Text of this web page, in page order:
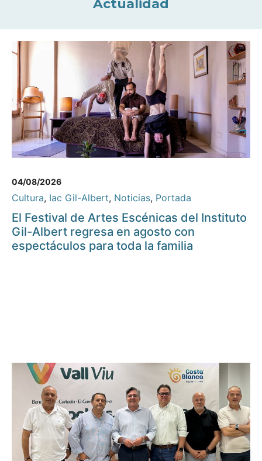
Actualidad
04/08/2026
Cultura, Iac Gil-Albert, Noticias, Portada
El Festival de Artes Escénicas del Instituto
Gil-Albert regresa en agosto con
espectáculos para toda la familia